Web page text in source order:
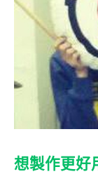
想製作更好